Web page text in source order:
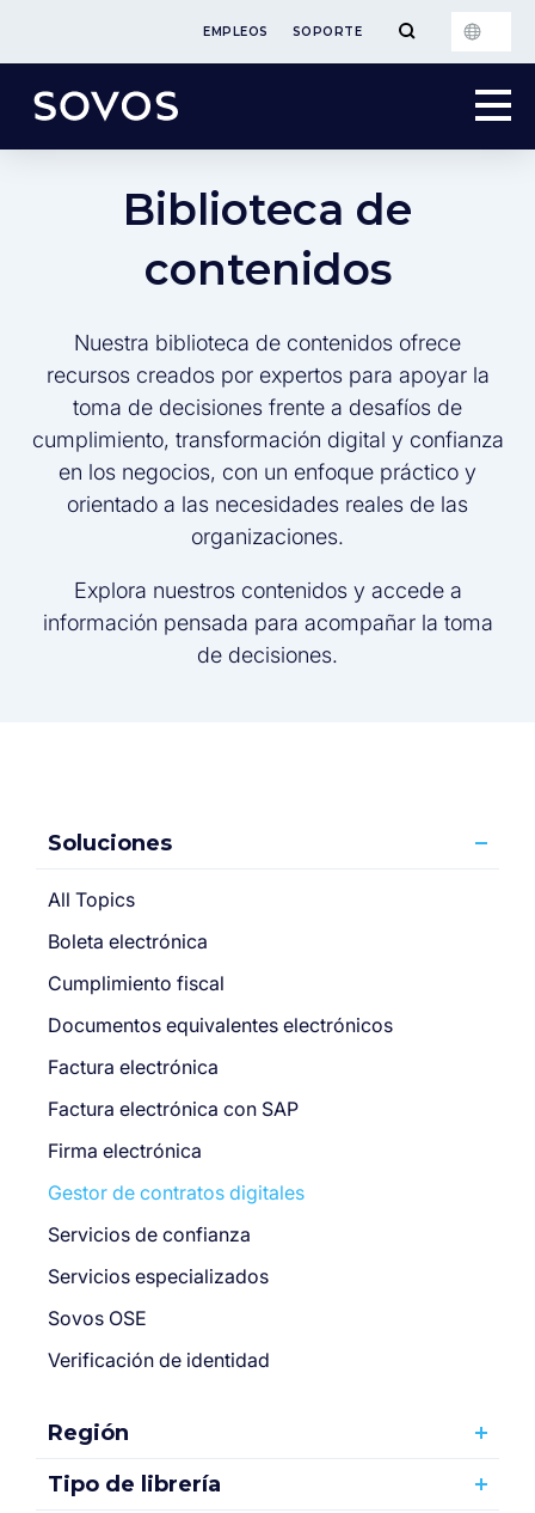
EMPLEOS SOPORTE
Biblioteca de
contenidos
Nuestra biblioteca de contenidos ofrece
recursos creados por expertos para apoyar la
toma de decisiones frente a desafíos de
cumplimiento, transformación digital y confianza
en los negocios, con un enfoque práctico y
orientado a las necesidades reales de las
organizaciones.
Explora nuestros contenidos y accede a
información pensada para acompañar la toma
de decisiones.
Soluciones
All Topics
Boleta electrónica
Cumplimiento fiscal
Documentos equivalentes electrónicos
Factura electrónica
Factura electrónica con SAP
Firma electrónica
Gestor de contratos digitales
Servicios de confianza
Servicios especializados
Sovos OSE
Verificación de identidad
Región
Tipo de librería